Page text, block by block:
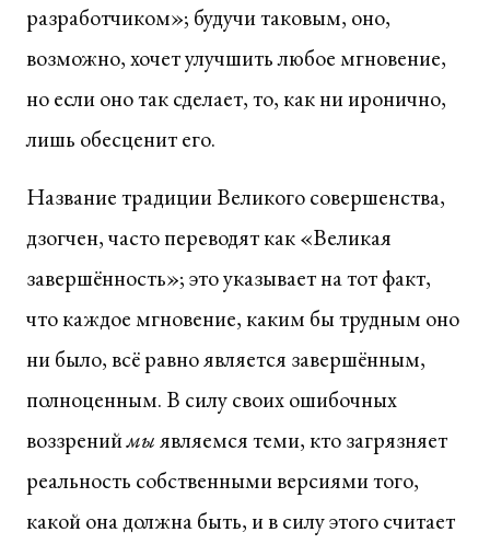
разработчиком»; будучи таковым, оно,
возможно, хочет улучшить любое мгновение,
но если оно так сделает, то, как ни иронично,
лишь обесценит его.
Название традиции Великого совершенства,
дзогчен, часто переводят как «Великая
завершённость»; это указывает на тот факт,
что каждое мгновение, каким бы трудным оно
ни было, всё равно является завершённым,
полноценным. В силу своих ошибочных
воззрениймыявляемся теми, кто загрязняет
реальность собственными версиями того,
какой она должна быть, и в силу этого считает